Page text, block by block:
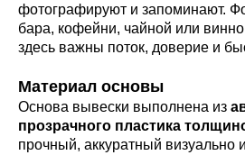
фотографируют и запоминают.
бара, кофейни, чайной или
здесь важны поток, доверие и
Материал основы
Основа вывески выполнена из
прозрачного пластика
прочный, аккуратный визуально